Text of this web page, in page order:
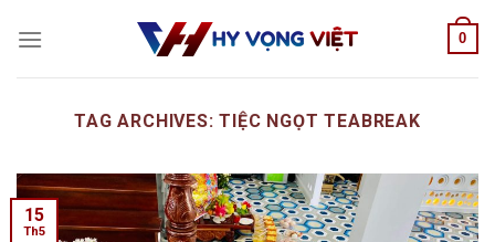
0
TAG ARCHIVES:TIỆC NGỌT TEABREAK
15
Th5